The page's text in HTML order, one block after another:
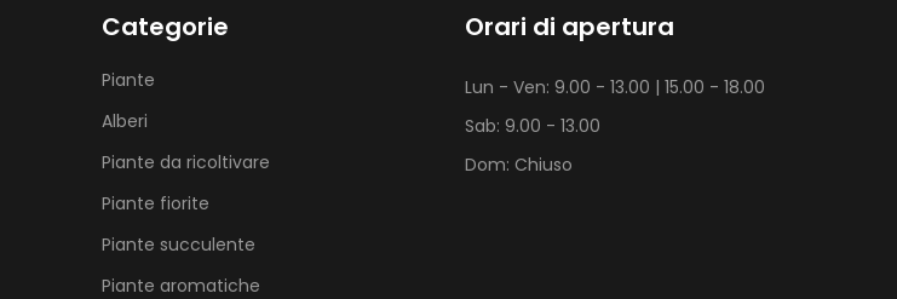
Categorie
Piante
Alberi
Piante da ricoltivare
Piante fiorite
Piante succulente
Piante aromatiche
Orari di apertura
Lun - Ven: 9.00 - 13.00 | 15.00 - 18.00
Sab: 9.00 - 13.00
Dom: Chiuso